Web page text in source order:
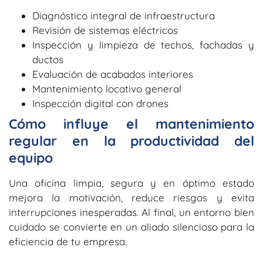
Diagnóstico integral de infraestructura
Revisión de sistemas eléctricos
Inspección y limpieza de techos, fachadas y
ductos
Evaluación de acabados interiores
Mantenimiento locativo general
Inspección digital con drones
Cómo influye el mantenimiento
regular en la productividad del
equipo
Una oficina limpia, segura y en óptimo estado
mejora la motivación, reduce riesgos y evita
interrupciones inesperadas. Al final, un entorno bien
cuidado se convierte en un aliado silencioso para la
eficiencia de tu empresa.